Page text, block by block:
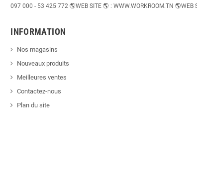
097 000 - 53 425 772 🌎WEB SITE 🌎 : WWW.WORKROOM.TN 🌎WEB
INFORMATION
Nos magasins
Nouveaux produits
Meilleures ventes
Contactez-nous
Plan du site